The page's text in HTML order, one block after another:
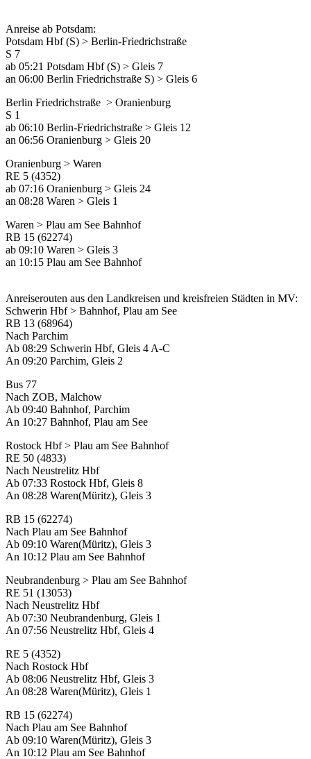
Anreise ab Potsdam:
Potsdam Hbf (S) > Berlin-Friedrichstraße
S 7
ab 05:21 Potsdam Hbf (S) > Gleis 7
an 06:00 Berlin Friedrichstraße S) > Gleis 6
Berlin Friedrichstraße > Oranienburg
S 1
ab 06:10 Berlin-Friedrichstraße > Gleis 12
an 06:56 Oranienburg > Gleis 20
Oranienburg > Waren
RE 5 (4352)
ab 07:16 Oranienburg > Gleis 24
an 08:28 Waren > Gleis 1
Waren > Plau am See Bahnhof
RB 15 (62274)
ab 09:10 Waren > Gleis 3
an 10:15 Plau am See Bahnhof
Anreiserouten aus den Landkreisen und kreisfreien Städten in MV:
Schwerin Hbf > Bahnhof, Plau am See
RB 13 (68964)
Nach Parchim
Ab 08:29 Schwerin Hbf, Gleis 4 A-C
An 09:20 Parchim, Gleis 2
Bus 77
Nach ZOB, Malchow
Ab 09:40 Bahnhof, Parchim
An 10:27 Bahnhof, Plau am See
Rostock Hbf > Plau am See Bahnhof
RE 50 (4833)
Nach Neustrelitz Hbf
Ab 07:33 Rostock Hbf, Gleis 8
An 08:28 Waren(Müritz), Gleis 3
RB 15 (62274)
Nach Plau am See Bahnhof
Ab 09:10 Waren(Müritz), Gleis 3
An 10:12 Plau am See Bahnhof
Neubrandenburg > Plau am See Bahnhof
RE 51 (13053)
Nach Neustrelitz Hbf
Ab 07:30 Neubrandenburg, Gleis 1
An 07:56 Neustrelitz Hbf, Gleis 4
RE 5 (4352)
Nach Rostock Hbf
Ab 08:06 Neustrelitz Hbf, Gleis 3
An 08:28 Waren(Müritz), Gleis 1
RB 15 (62274)
Nach Plau am See Bahnhof
Ab 09:10 Waren(Müritz), Gleis 3
An 10:12 Plau am See Bahnhof